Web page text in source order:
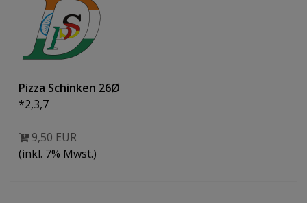
Pizza Schinken 26Ø
*2,3,7
9,50 EUR
(inkl. 7% Mwst.)